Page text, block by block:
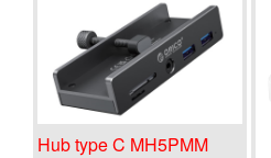
Hub type C MH5PMM